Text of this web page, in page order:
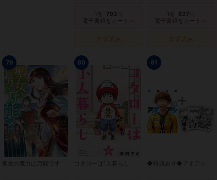
1 巻 792
電子書籍をカートへ
タダ読み
1 巻 627
電子書籍をカートへ
タダ読み
79
聖女の魔力は万能です
80
コタローは1人暮らし
81
◆特典あり◆アオアシ